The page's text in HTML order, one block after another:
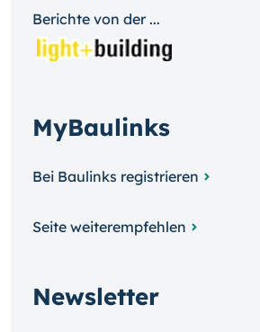
Berichte von der ...
MyBaulinks
Bei Baulinks registrieren
Seite weiterempfehlen
Newsletter